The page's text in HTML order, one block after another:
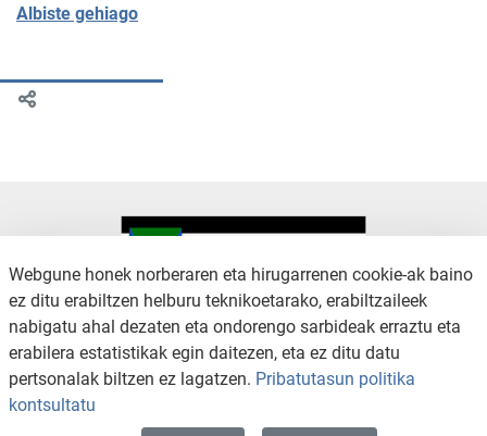
Albiste gehiago
KONTAKTUA
LEGE OHARRA
SALAKETA KANALA
PRIBATUTASUN POLITIKA
Webgune honek norberaren eta hirugarrenen cookie-ak baino
ez ditu erabiltzen helburu teknikoetarako, erabiltzaileek
nabigatu ahal dezaten eta ondorengo sarbideak erraztu eta
erabilera estatistikak egin daitezen, eta ez ditu datu
pertsonalak biltzen ez lagatzen. Pribatutasun politika
kontsultatu